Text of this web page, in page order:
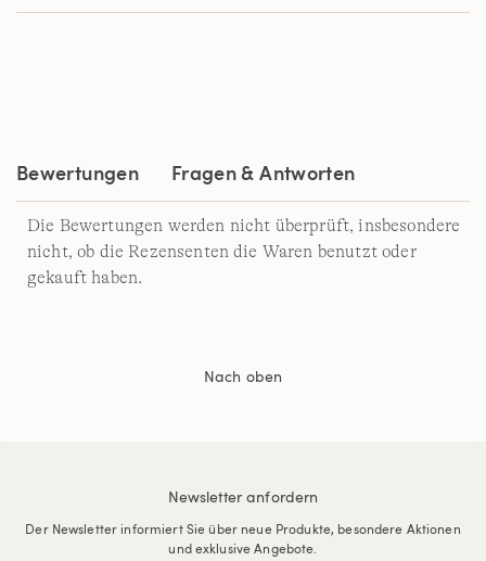
Bewertung.
Bewertungen Fragen & Antworten
Die Bewertungen werden nicht überprüft, insbesondere
nicht, ob die Rezensenten die Waren benutzt oder
gekauft haben.
Nach oben
Newsletter anfordern
Der Newsletter informiert Sie über neue Produkte, besondere Aktionen
und exklusive Angebote.